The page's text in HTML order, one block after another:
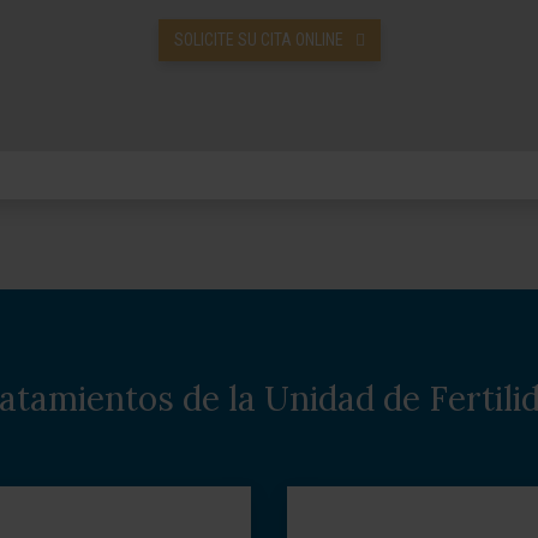
SOLICITE SU CITA ONLINE
de la Unidad de